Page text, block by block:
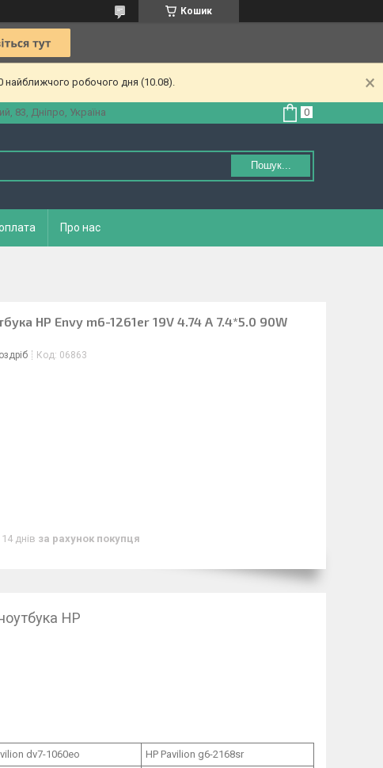
Кошик
найближчого робочого дня (10.08).
83, Дніпро, Україна
Пошук...
Про нас
HP Envy m6-1261er 19V 4.74 A 7.4*5.0 90W
Код: 06863
днів за рахунок покупця
HP
dv7-1060eo
HP Pavilion g6-2168sr